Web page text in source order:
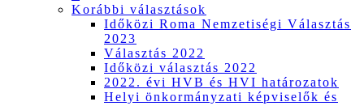
Korábbi választások
Időközi Roma Nemzetiségi Választás
2023
Választás 2022
Időközi választás 2022
2022. évi HVB és HVI határozatok
Helyi önkormányzati képviselők és